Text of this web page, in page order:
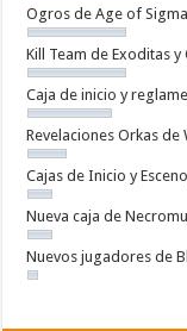
Ogros de Age of
Kill Team de Exoditas y
Caja de inicio y
Revelaciones Orkas de
Cajas de Inicio y
Nueva caja de
Nuevos jugadores de